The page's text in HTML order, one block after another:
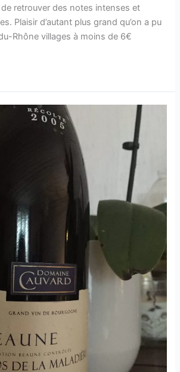
de retrouver des notes intenses et
Plaisir d’autant plus grand qu’on a pu
Rhône villages à moins de 6€